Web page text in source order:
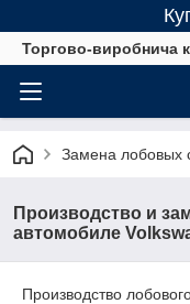
Торгово-виробнича
Замена лобовых
Производство и
автомобиле
Производство